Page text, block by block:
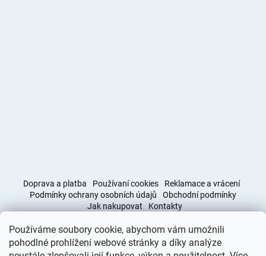
Používáme soubory cookie, abychom vám umožnili
pohodlné prohlížení webové stránky a díky analýze
Doprava a platba Používaní cookies
Reklamace a vrácení
Podmínky ochrany osobních údajů
Obchodní podmínky
Jak nakupovat
Kontakty
Obchodní podmínky Doprava a platba